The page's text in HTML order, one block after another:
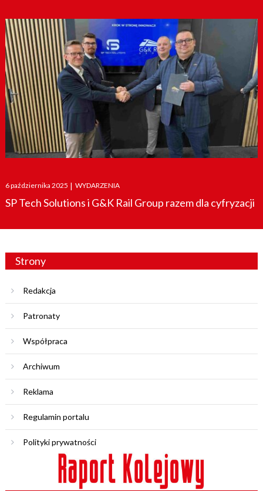
Posted
on
6 października 2025 | WYDARZENIA
SP Tech Solutions i G&K Rail Group razem dla cyfryzacji
Strony
Redakcja
Patronaty
Współpraca
Archiwum
Reklama
Regulamin portalu
Polityki prywatności